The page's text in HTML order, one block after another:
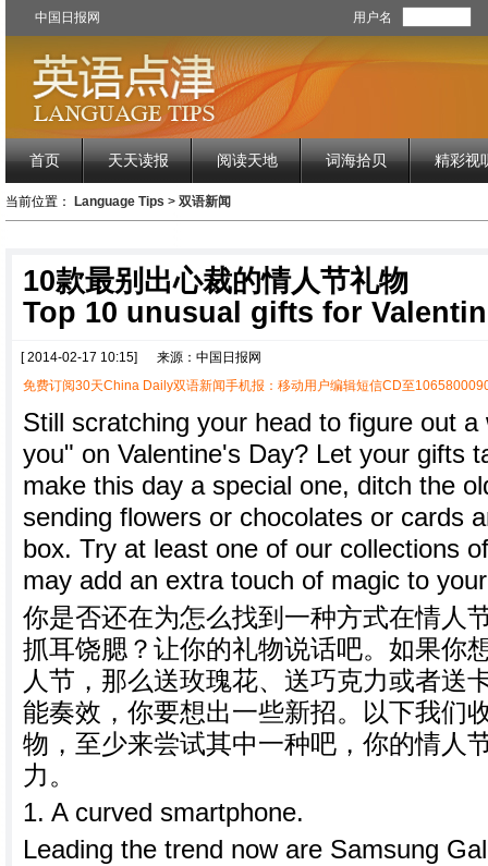
中国日报网 用户名
首页 天天读报 阅读天地 词海拾贝 精彩视
当前位置： Language Tips > 双语新闻
10款最别出心裁的情人节礼物
Top 10 unusual gifts for
[ 2014-02-17 10:15]
来源：中国日报网
免费订阅30天China Daily双语新闻手机报：移动用户编辑短信CD至
Still scratching your head to figure out
you" on Valentine's Day? Let your gifts
make this day a special one, ditch the
sending flowers or chocolates or cards
box. Try at least one of our collections
may add an extra touch of magic to
你是否还在为怎么找到一种方式在情人
抓耳饶腮？让你的礼物说话吧。如果你
人节，那么送玫瑰花、送巧克力或者送
能奏效，你要想出一些新招。以下我们
物，至少来尝试其中一种吧，你的情人
力。
1. A curved smartphone.
Leading the trend now are Samsung